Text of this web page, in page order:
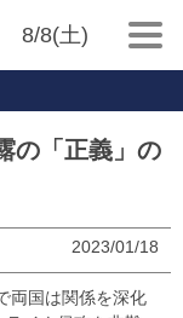
8/8(土)
の「正義」の
2023/01/18
両国は関係を深化